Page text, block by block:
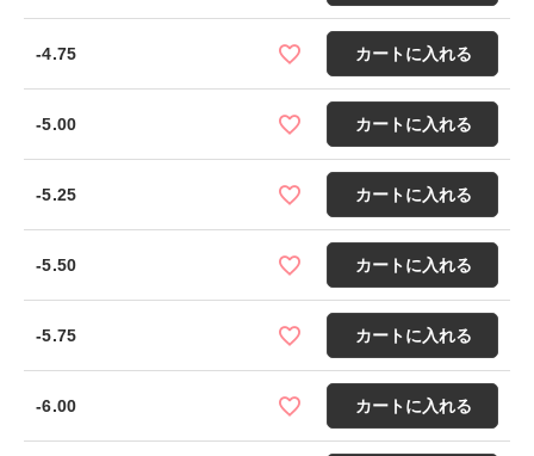
-4.75 カートに入れる
-5.00 カートに入れる
-5.25 カートに入れる
-5.50 カートに入れる
-5.75 カートに入れる
-6.00 カートに入れる